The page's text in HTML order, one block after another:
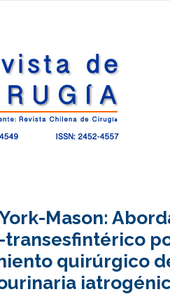
Mason:
quirúrgico